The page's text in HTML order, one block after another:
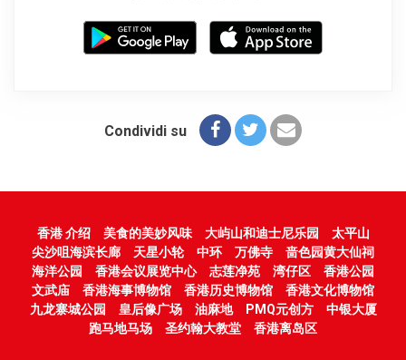
Condividi su
香港 介绍 美食的美妙风味 大屿山和迪士尼乐园
太平山
尖沙咀海滨长廊
天星小轮 中环 万佛寺
啬色园黄大仙祠
海洋公园
香港会议展览中心 志莲净苑 湾仔区
香港公园
文武庙
香港海事博物馆 香港历史博物馆
香港文化博物馆
九龙寨城公园
皇后像广场 油麻地 PMQ元创方
中银大厦
跑马地马场
圣约翰大教堂 香港离岛区